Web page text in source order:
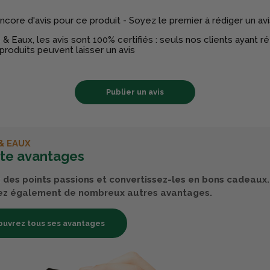
d'avis pour ce produit - Soyez le premier à rédiger un
& Eaux, les avis sont 100% certifiés : seuls nos clients ayant
peuvent laisser un avis
Publier un avis
EAUX
avantages
des points passions et convertissez-les en bons cadeaux.
également de nombreux autres avantages.
tous ses avantages